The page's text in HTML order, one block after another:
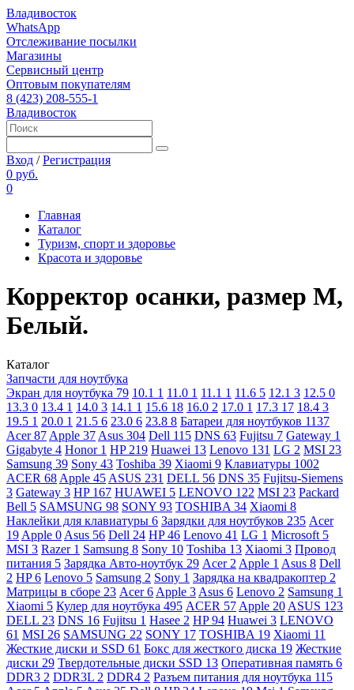
Владивосток
WhatsApp
Отслеживание посылки
Магазины
Сервисный центр
Оптовым покупателям
8 (423) 208-555-1
Владивосток
Вход /Регистрация
0 руб.
0
Главная
Каталог
Туризм, спорт и здоровье
Красота и здоровье
Корректор осанки, размер M,
Белый.
Каталог
Запчасти для ноутбука
Экран для ноутбука 79 10.1 1 11.0 1 11.1 1 11.6 5 12.1 3 12.5 0
13.3 0 13.4 1 14.0 3 14.1 1 15.6 18 16.0 2 17.0 1 17.3 17 18.4 3
19.5 1 20.0 1 21.5 6 23.0 6 23.8 8 Батареи для ноутбуков 1137
Acer87 Apple 37 Asus 304 Dell 115 DNS 63 Fujitsu 7 Gateway 1
Gigabyte 4 Honor 1 HP 219 Huawei 13 Lenovo 131 LG 2 MSI 23
Samsung 39 Sony 43 Toshiba 39 Xiaomi 9 Клавиатуры 1002
ACER 68 Apple 45 ASUS 231 DELL 56 DNS 35 Fujitsu-Siemens
3 Gateway 3 HP 167 HUAWEI 5 LENOVO 122 MSI 23 Packard
Bell 5 SAMSUNG 98 SONY 93 TOSHIBA 34 Xiaomi 8
Наклейки для клавиатуры 6 Зарядки для ноутбуков 235 Acer
19 Apple 0 Asus 56 Dell 24 HP46 Lenovo 41 LG 1 Microsoft 5
MSI 3 Razer 1 Samsung 8 Sony 10 Toshiba 13 Xiaomi 3 Провод
питания 5 Зарядка Авто-ноутбук 29 Acer 2 Apple 1 Asus 8 Dell
2 HP6 Lenovo 5 Samsung 2 Sony 1 Зарядка на квадракоптер 2
Матрицы в сборе 23 Acer6 Apple 3 Asus 6 Lenovo 2 Samsung 1
Xiaomi 5 Кулер для ноутбука 495 ACER 57 Apple 20 ASUS 123
DELL 23 DNS 16 Fujitsu 1 Hasee 2 HP94 Huawei 3 LENOVO
61 MSI 26 SAMSUNG 22 SONY 17 TOSHIBA 19 Xiaomi 11
Жесткие диски и SSD 61 Бокс для жесткого диска 19 Жесткие
диски 29 Твердотельные диски SSD 13 Оперативная память 6
DDR3 2 DDR3L 2 DDR4 2 Разъем питания для ноутбука 115